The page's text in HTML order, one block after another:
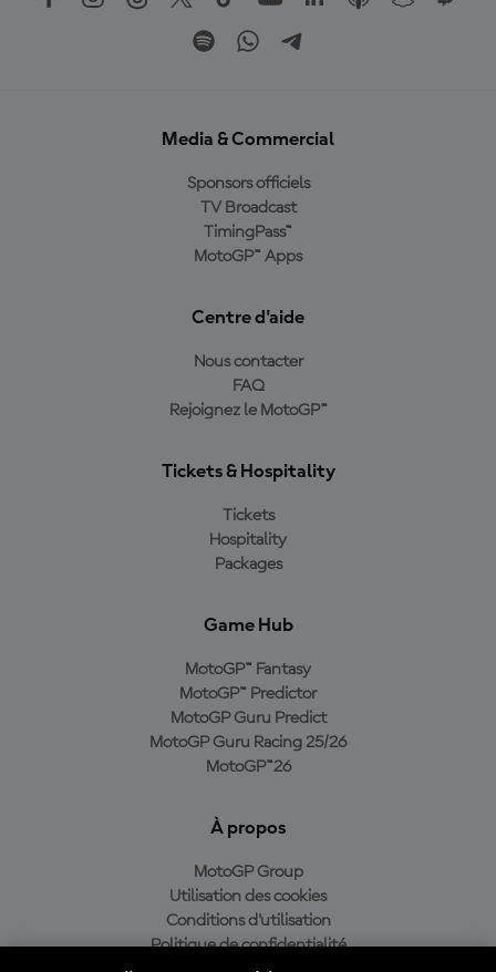
Media & Commercial
Sponsors officiels
TV Broadcast
TimingPass™
MotoGP™ Apps
Centre d'aide
Nous contacter
FAQ
Rejoignez le MotoGP™
Tickets & Hospitality
Tickets
Hospitality
Packages
Game Hub
MotoGP™ Fantasy
MotoGP™ Predictor
MotoGP Guru Predict
MotoGP Guru Racing 25/26
MotoGP™26
À propos
MotoGP Group
Utilisation des cookies
Conditions d'utilisation
Politique de confidentialité